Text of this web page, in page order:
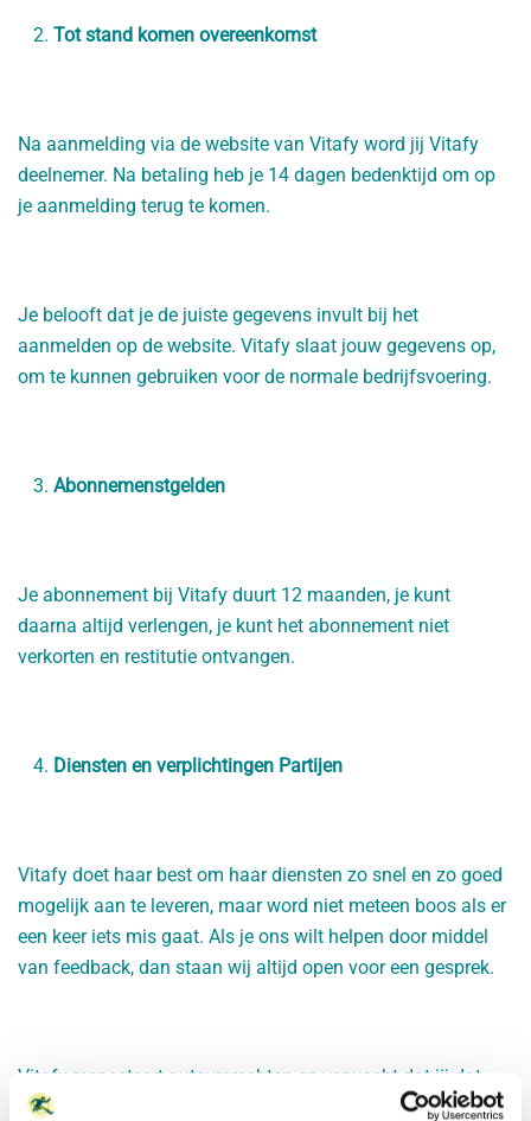
Tot stand komen overeenkomst
Na aanmelding via de website van Vitafy word jij Vitafy
deelnemer. Na betaling heb je 14 dagen bedenktijd om op
je aanmelding terug te komen.
Je belooft dat je de juiste gegevens invult bij het
aanmelden op de website. Vitafy slaat jouw gegevens op,
om te kunnen gebruiken voor de normale bedrijfsvoering.
Abonnemenstgelden
Je abonnement bij Vitafy duurt 12 maanden, je kunt
daarna altijd verlengen, je kunt het abonnement niet
verkorten en restitutie ontvangen.
Diensten en verplichtingen Partijen
Vitafy doet haar best om haar diensten zo snel en zo goed
mogelijk aan te leveren, maar word niet meteen boos als er
een keer iets mis gaat. Als je ons wilt helpen door middel
van feedback, dan staan wij altijd open voor een gesprek.
Vitafy respecteert auteursrechten en verwacht dat jij dat
ook doet. Als jij informatie aanlevert die je niet had mogen